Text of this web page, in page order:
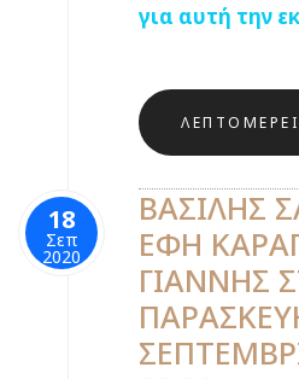
για αυτή την
18
Σεπ
2020
ΒΑΣΙΛΗΣ
ΕΦΗ
ΓΙΑΝΝΗΣ